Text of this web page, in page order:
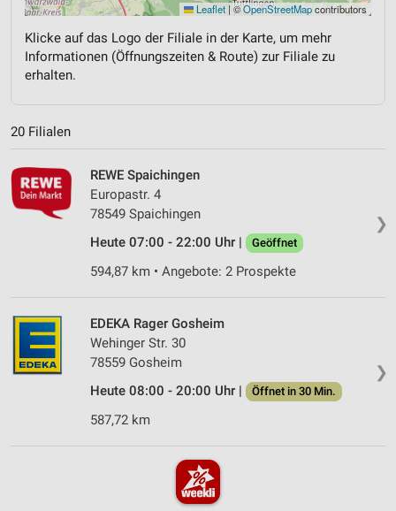
Leaflet | ©OpenStreetMapcontributors
Klicke auf das Logo der Filiale in der Karte, um mehr
Informationen (Öffnungszeiten & Route) zur Filiale zu
erhalten.
20 Filialen
❯
REWE Spaichingen
Europastr. 4
78549 Spaichingen
Heute 07:00 - 22:00 Uhr |
Geöffnet
594,87 km • Angebote: 2 Prospekte
❯
EDEKA Rager Gosheim
Wehinger Str. 30
78559 Gosheim
Heute 08:00 - 20:00 Uhr |
Öffnet in 30 Min.
587,72 km